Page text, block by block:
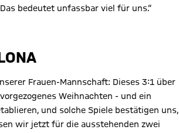
bedeutet unfassbar viel für uns.“
Frauen-Mannschaft: Dieses 3:1 über
Weihnachten - und ein
und solche Spiele bestätigen uns,
wir jetzt für die ausstehenden zwei